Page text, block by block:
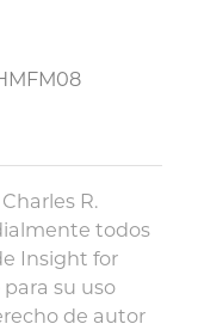
R.
todos
Insight for
para su uso
de autor